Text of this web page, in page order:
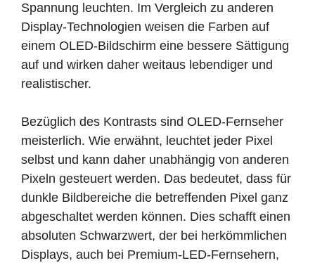
Spannung leuchten. Im Vergleich zu anderen
Display-Technologien weisen die Farben auf
einem OLED-Bildschirm eine bessere Sättigung
auf und wirken daher weitaus lebendiger und
realistischer.
Bezüglich des Kontrasts sind OLED-Fernseher
meisterlich. Wie erwähnt, leuchtet jeder Pixel
selbst und kann daher unabhängig von anderen
Pixeln gesteuert werden. Das bedeutet, dass für
dunkle Bildbereiche die betreffenden Pixel ganz
abgeschaltet werden können. Dies schafft einen
absoluten Schwarzwert, der bei herkömmlichen
Displays, auch bei Premium-LED-Fernsehern,